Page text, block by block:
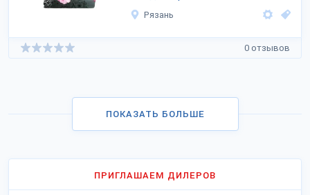
Рязань
0 отзывов
ПОКАЗАТЬ БОЛЬШЕ
ПРИГЛАШАЕМ ДИЛЕРОВ